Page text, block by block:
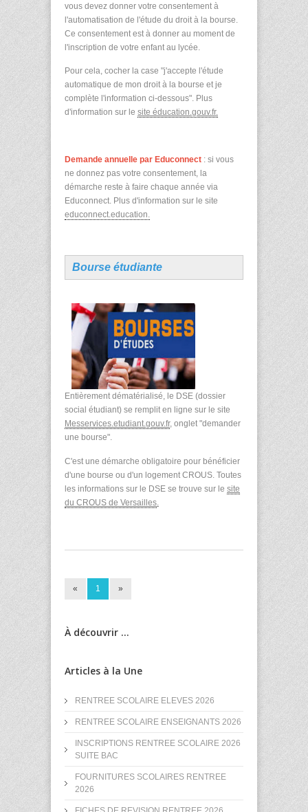
vous devez donner votre consentement à
l'automatisation de l'étude du droit à la bourse.
Ce consentement est à donner au moment de
l'inscription de votre enfant au lycée.
Pour cela, cocher la case "j'accepte l'étude
automatique de mon droit à la bourse et je
complète l'information ci-dessous". Plus
d'information sur le site éducation.gouv.fr.
Demande annuelle par Educonnect : si vous
ne donnez pas votre consentement, la
démarche reste à faire chaque année via
Educonnect. Plus d'information sur le site
educonnect.education.
Bourse étudiante
Entièrement dématérialisé, le DSE (dossier
social étudiant) se remplit en ligne sur le site
Messervices.etudiant.gouv.fr, onglet "demander
une bourse".
C'est une démarche obligatoire pour bénéficier
d'une bourse ou d'un logement CROUS. Toutes
les informations sur le DSE se trouve sur le site
du CROUS de Versailles
« 1 »
À découvrir ...
Articles à la Une
RENTREE SCOLAIRE ELEVES 2026
RENTREE SCOLAIRE ENSEIGNANTS 2026
INSCRIPTIONS RENTREE SCOLAIRE 2026
SUITE BAC
FOURNITURES SCOLAIRES RENTREE
2026